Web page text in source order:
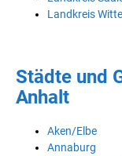
Landkreis
Städte und
Anhalt
Aken/Elbe
Annaburg